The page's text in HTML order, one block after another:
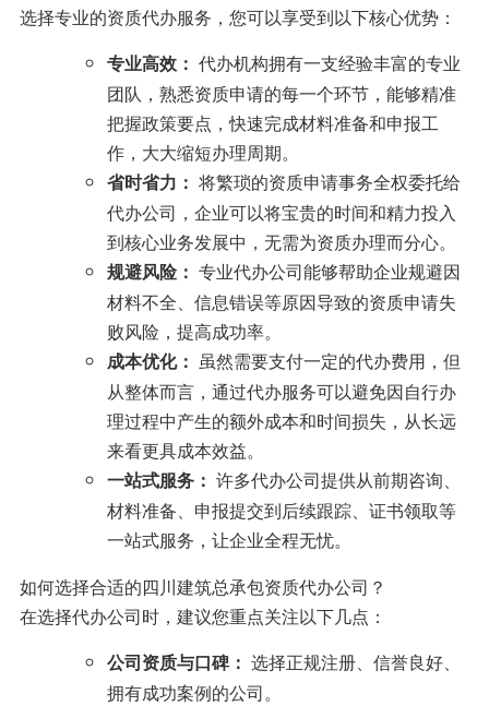
选择专业的资质代办服务，您可以享受到以下核心优势：
专业高效： 代办机构拥有一支经验丰富的专业
团队，熟悉资质申请的每一个环节，能够精准
把握政策要点，快速完成材料准备和申报工
作，大大缩短办理周期。
省时省力： 将繁琐的资质申请事务全权委托给
代办公司，企业可以将宝贵的时间和精力投入
到核心业务发展中，无需为资质办理而分心。
规避风险： 专业代办公司能够帮助企业规避因
材料不全、信息错误等原因导致的资质申请失
败风险，提高成功率。
成本优化： 虽然需要支付一定的代办费用，但
从整体而言，通过代办服务可以避免因自行办
理过程中产生的额外成本和时间损失，从长远
来看更具成本效益。
一站式服务： 许多代办公司提供从前期咨询、
材料准备、申报提交到后续跟踪、证书领取等
一站式服务，让企业全程无忧。
如何选择合适的四川建筑总承包资质代办公司？
在选择代办公司时，建议您重点关注以下几点：
公司资质与口碑： 选择正规注册、信誉良好、
拥有成功案例的公司。